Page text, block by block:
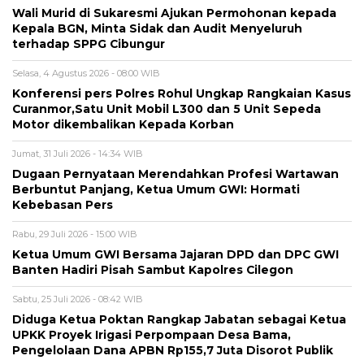
Wali Murid di Sukaresmi Ajukan Permohonan kepada
Kepala BGN, Minta Sidak dan Audit Menyeluruh
terhadap SPPG Cibungur
Selasa, 4 Agustus 2026 - 08:00 WIB
Konferensi pers Polres Rohul Ungkap Rangkaian Kasus
Curanmor,Satu Unit Mobil L300 dan 5 Unit Sepeda
Motor dikembalikan Kepada Korban
Jumat, 31 Juli 2026 - 14:34 WIB
Dugaan Pernyataan Merendahkan Profesi Wartawan
Berbuntut Panjang, Ketua Umum GWI: Hormati
Kebebasan Pers
Rabu, 29 Juli 2026 - 15:00 WIB
Ketua Umum GWI Bersama Jajaran DPD dan DPC GWI
Banten Hadiri Pisah Sambut Kapolres Cilegon
Sabtu, 25 Juli 2026 - 08:42 WIB
Diduga Ketua Poktan Rangkap Jabatan sebagai Ketua
UPKK Proyek Irigasi Perpompaan Desa Bama,
Pengelolaan Dana APBN Rp155,7 Juta Disorot Publik